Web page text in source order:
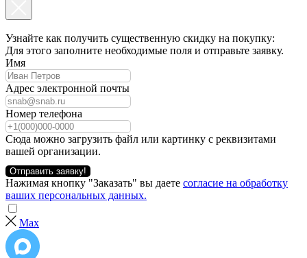
Узнайте как получить существенную скидку на покупку:
Для этого заполните необходимые поля и отправьте заявку.
Имя
Адрес электронной почты
Номер телефона
Сюда можно загрузить файл или картинку с реквизитами
вашей организации.
Отправить заявку!
Нажимая кнопку "Заказать" вы даете согласие на обработку
ваших персональных данных.
Max